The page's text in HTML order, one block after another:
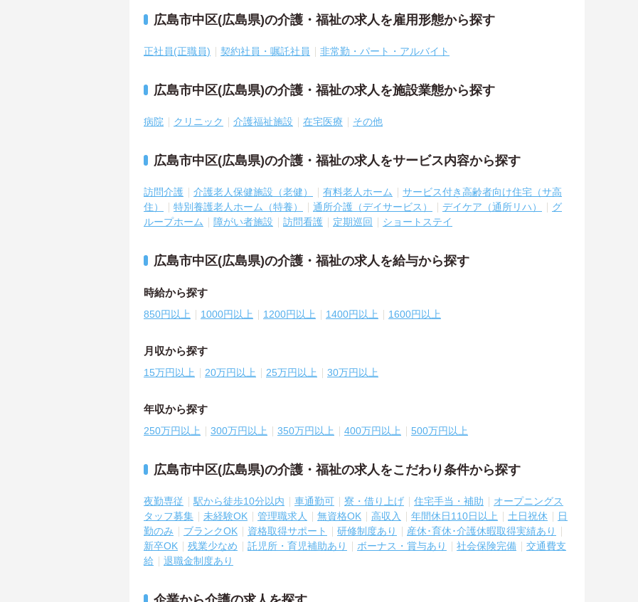
広島市中区(広島県)の介護・福祉の求人を雇用形態から探す
正社員(正職員) 契約社員・嘱託社員 非常勤・パート・アルバイト
広島市中区(広島県)の介護・福祉の求人を施設業態から探す
病院 クリニック 介護福祉施設 在宅医療 その他
広島市中区(広島県)の介護・福祉の求人をサービス内容から探す
訪問介護 介護老人保健施設（老健） 有料老人ホーム
サービス付き高齢者向け住宅（サ高
住）
特別養護老人ホーム（特養） 通所介護（デイサービス） デイケア（通所リハ）
グ
ループホーム
障がい者施設 訪問看護 定期巡回 ショートステイ
広島市中区(広島県)の介護・福祉の求人を給与から探す
時給から探す
850円以上 1000円以上 1200円以上 1400円以上 1600円以上
月収から探す
15万円以上 20万円以上 25万円以上 30万円以上
年収から探す
250万円以上 300万円以上 350万円以上 400万円以上 500万円以上
広島市中区(広島県)の介護・福祉の求人をこだわり条件から探す
夜勤専従 駅から徒歩10分以内 車通勤可 寮・借り上げ 住宅手当・補助
オープニングス
タッフ募集
未経験OK 管理職求人 無資格OK 高収入 年間休日110日以上 土日祝休
日
勤のみ
ブランクOK 資格取得サポート 研修制度あり
産休･育休･介護休暇取得実績あり
新卒OK
残業少なめ 託児所・育児補助あり ボーナス・賞与あり 社会保険完備
交通費支
給
退職金制度あり